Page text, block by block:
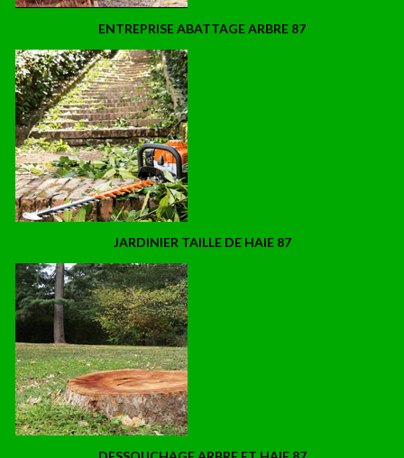
ENTREPRISE ABATTAGE ARBRE 87
JARDINIER TAILLE DE HAIE 87